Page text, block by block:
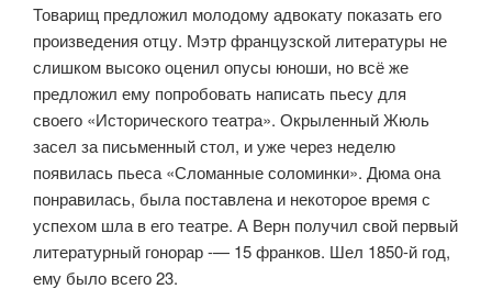
Товарищ предложил молодому адвокату показать его
произведения отцу. Мэтр французской литературы не
слишком высоко оценил опусы юноши, но всё же
предложил ему попробовать написать пьесу для
своего «Исторического театра». Окрыленный Жюль
засел за письменный стол, и уже через неделю
появилась пьеса «Сломанные соломинки». Дюма она
понравилась, была поставлена и некоторое время с
успехом шла в его театре. А Верн получил свой первый
литературный гонорар -— 15 франков. Шел 1850-й год,
ему было всего 23.